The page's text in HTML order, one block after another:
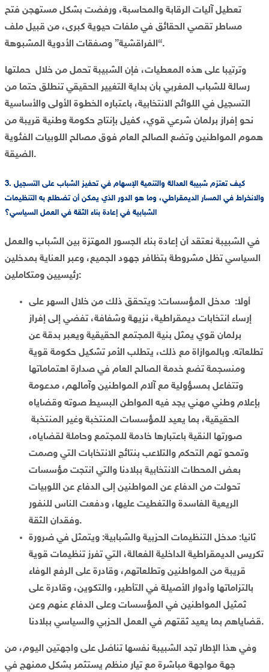
تعطيل آليات الرقابة والمحاسبة، ورفضت بشكل مستهجن فتح
مساطر تقصي الحقائق في ملفات حيوية كبرى، من قبيل ملف
“الفراقشية” وصفقات الأدوية المشبوهة.
وترتيبا على هذه المعطيات، فإن الشبيبة تحمل من خلال حملتها
رسالة للشباب المغربي بأن بداية التغيير الحقيقي تنطلق حتما من
التسجيل في اللوائح الانتخابية، باعتباره الخطوة الأولى والأساسية
نحو إفراز برلمان شرعي قوي، كفيل بإنتاج حكومة وطنية قريبة من
هموم المواطنين وتضع الصالح العام فوق مصالح اللوبيات الفئوية
الضيقة.
3. كيف تعتزم شبيبة العدالة والتنمية الإسهام في تحفيز الشباب على التسجيل
والانخراط في المسار الديمقراطي، وما هو الدور الذي يمكن أن تضطلع به التنظيمات
الشبابية في إعادة بناء الثقة في العمل السياسي؟
في الشبيبة نعتقد أن إعادة بناء الجسور المهتزة بين الشباب والعمل
السياسي تظل مشروطة بتظافر جهود الجميع، وعبر العناية بمدخلين
رئيسيين ومتكاملين:
أولا: مدخل المؤسسات: ويتحقق ذلك من خلال السهر على
إرساء انتخابات ديمقراطية، نزيهة وشفافة، تفضي إلى إفراز
برلمان قوي يمثل بنية المجتمع الحقيقية ويعبر بدقة عن
تطلعاته. وبالموازاة مع ذلك، يتطلب الأمر تشكيل حكومة قوية
ومنسجمة تضع خدمة الصالح العام في صدارة اهتماماتها
وتتفاعل بمسؤولية مع آلام المواطنين وآمالهم، مدعومة
بإعلام وطني مهني يجد فيه المواطن البسيط صوته وقضاياه
الحقيقية، بما يعيد للمؤسسات المنتخبة وغير المنتخبة
صورتها النقية باعتبارها خادمة للمجتمع وحاملة لقضاياه،
وتمحو تهم التحكم والتلاعب بنتائج الانتخابات التي وصمت
بعض المحطات الانتخابية ببلادنا والتي انتجت مؤسسات
تحولت من الدفاع عن المواطنين إلى الدفاع عن اللوبيات
الريعية الفاسدة والتغطيت عليها، ودفعت الناس للنفور
وفقدان الثقة.
ثانيا: مدخل التنظيمات الحزبية والشبابية: ويتمثل في ضرورة
تكريس الديمقراطية الداخلية الفعالة، التي تفرز تنظيمات قوية
قريبة من المواطنين وتطلعاتهم، وقادرة على الرفع الوفاء
بالتزاماتها وأدوار الأصيلة في التأطير، والتكوين، وقادرة على
ثمثيل المواطنين في المؤسسات وعلى الدفاع عنهم وعن
قضاياهم بما يعيد ثقتهم في العمل الحزبي والسياسي ببلادنا.
وفي هذا الإطار تجد الشبيبة نفسها تناضل على واجهتين اليوم، من
جهة مواجهة مباشرة مع تيار منظم يستثمر بشكل ممنهج في